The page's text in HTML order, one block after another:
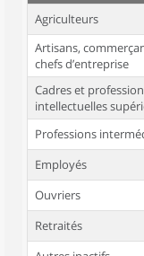
Agriculteurs
Artisans,
chefs d’entreprise
Cadres et
intellectuelles
Professions
Employés
Ouvriers
Retraités